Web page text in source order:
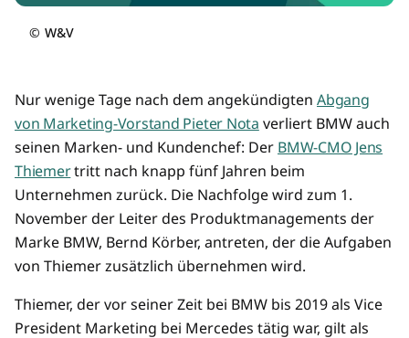
© W&V
Nur wenige Tage nach dem angekündigten Abgang
von Marketing-Vorstand Pieter Nota verliert BMW auch
seinen Marken- und Kundenchef: Der BMW-CMO Jens
Thiemertritt nach knapp fünf Jahren beim
Unternehmen zurück. Die Nachfolge wird zum 1.
November der Leiter des Produktmanagements der
Marke BMW, Bernd Körber, antreten, der die Aufgaben
von Thiemer zusätzlich übernehmen wird.
Thiemer, der vor seiner Zeit bei BMW bis 2019 als Vice
President Marketing bei Mercedes tätig war, gilt als